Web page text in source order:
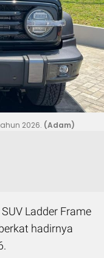
2026. (Adam)
Ladder Frame
hadirnya